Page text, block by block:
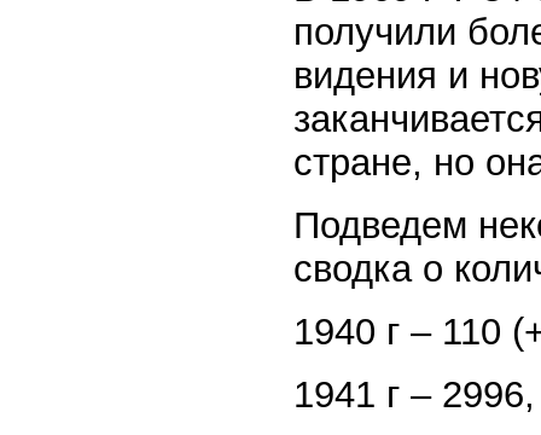
получили
видения и
стране, но
Подведем
сводка о
1940 г – 110
1941 г – 2996,